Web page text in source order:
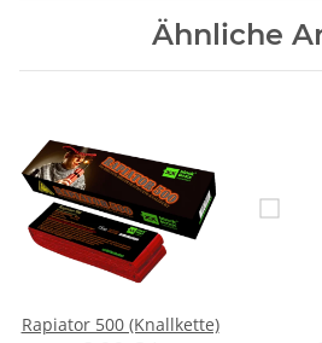
Ähnliche
Rapiator 500 (Knallkette)